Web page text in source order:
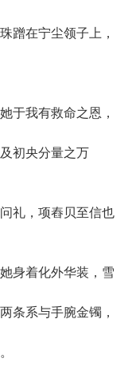
在宁尘领子上，
我有救命之恩，
初央分量之万
礼，项舂贝至信也
身着化外华装，雪
条系与手腕金镯，